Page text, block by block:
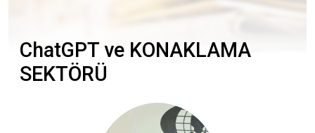
ChatGPT ve KONAKLAMA
SEKTÖRÜ